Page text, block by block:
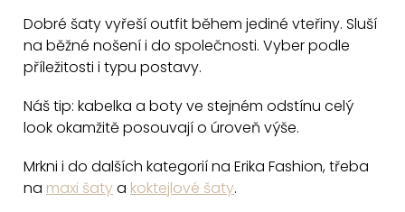
p
i
u
Dobré šaty vyřeší outfit během jediné vteřiny. Sluší
na běžné nošení i do společnosti. Vyber podle
příležitosti i typu postavy.
Náš tip: kabelka a boty ve stejném odstínu celý
look okamžitě posouvají o úroveň výše.
Mrkni i do dalších kategorií na Erika Fashion, třeba
na maxi šatya koktejlové šaty.